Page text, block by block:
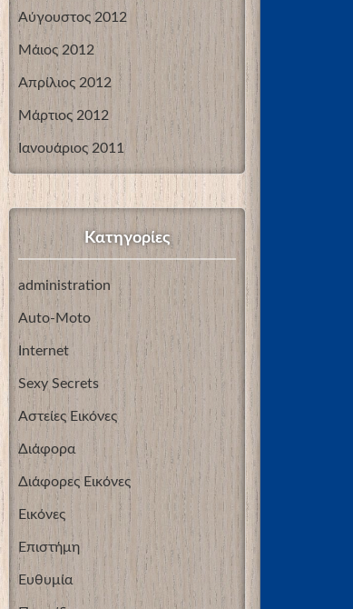
Αύγουστος 2012
Μάιος 2012
Απρίλιος 2012
Μάρτιος 2012
Ιανουάριος 2011
Kατηγορίες
administration
Auto-Moto
Internet
Sexy Secrets
Αστείες Εικόνες
Διάφορα
Διάφορες Εικόνες
Εικόνες
Επιστήμη
Ευθυμία